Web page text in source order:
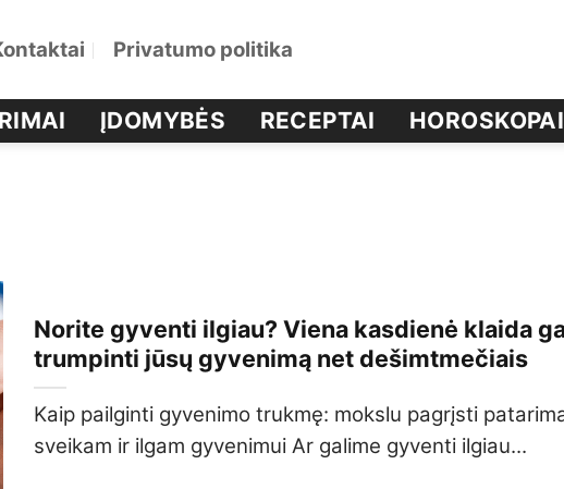
Privatumo politika
ĮDOMYBĖS RECEPTAI HOROSKOPAI
Norite gyventi ilgiau? Viena kasdienė klaida
trumpinti jūsų gyvenimą net dešimtmečiais
Kaip pailginti gyvenimo trukmę: mokslu pagrįsti
sveikam ir ilgam gyvenimui Ar galime gyventi ilgiau...